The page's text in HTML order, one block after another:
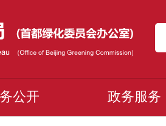
公开 政务服务